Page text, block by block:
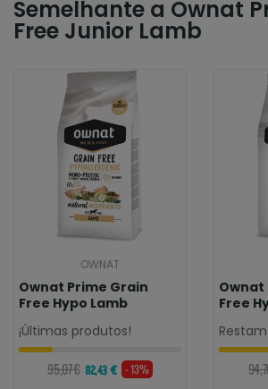
Semelhante a Ownat
Free Junior Lamb
OWNAT
Ownat Prime Grain
Free Hypo Lamb
¡Últimas produtos!
95,07 € 82,43 € - 13%
Ownat
Free